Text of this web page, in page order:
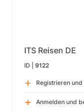
ITS Reisen DE
ID | 9122
Registrieren
Anmelden und